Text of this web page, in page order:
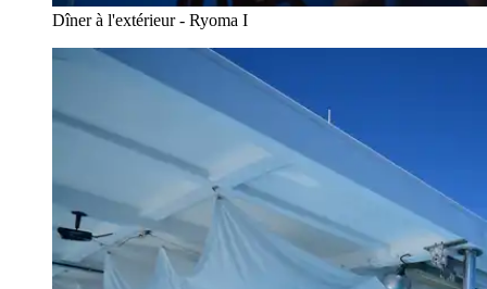
Dîner à l'extérieur - Ryoma I